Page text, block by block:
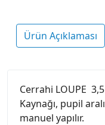
Ürün Açıklaması
Cerrahi LOUPE
Kaynağı, pupil
manuel yapılır.